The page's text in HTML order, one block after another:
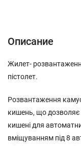
Описание
Жилет-
пістолет.
Розвантаження
кишень, що дозволяє
кишені для
вміщуванням під 8